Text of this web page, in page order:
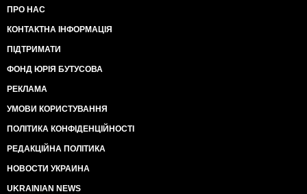
ПРО НАС
КОНТАКТНА ІНФОРМАЦІЯ
ПІДТРИМАТИ
ФОНД ЮРІЯ БУТУСОВА
РЕКЛАМА
УМОВИ КОРИСТУВАННЯ
ПОЛІТИКА КОНФІДЕНЦІЙНОСТІ
РЕДАКЦІЙНА ПОЛІТИКА
НОВОСТИ УКРАИНА
UKRAINIAN NEWS